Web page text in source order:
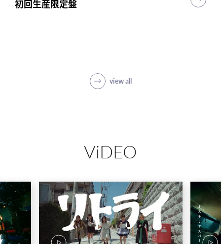
初回生産限定盤
初回生産限定盤
初回生産限定盤
突破
初回生産限定盤(1CD＋5Blu-ray＋PHOTO
view all
ViDEO